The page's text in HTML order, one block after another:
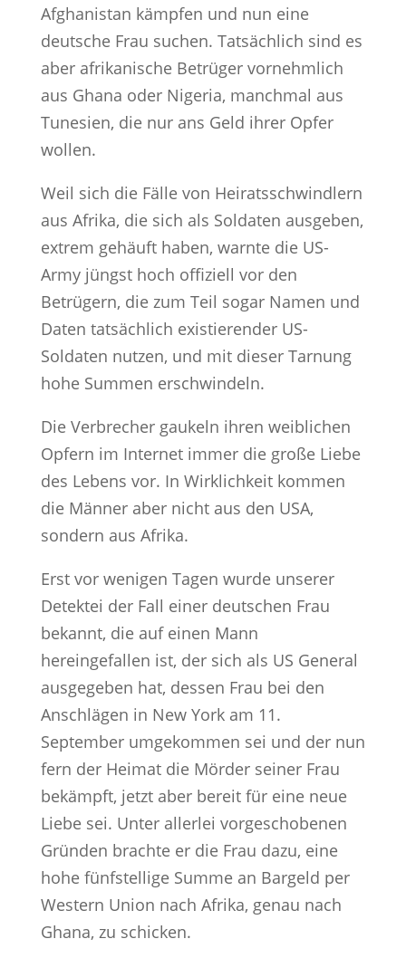
Afghanistan kämpfen und nun eine
deutsche Frau suchen. Tatsächlich sind es
aber afrikanische Betrüger vornehmlich
aus Ghana oder Nigeria, manchmal aus
Tunesien, die nur ans Geld ihrer Opfer
wollen.
Weil sich die Fälle von Heiratsschwindlern
aus Afrika, die sich als Soldaten ausgeben,
extrem gehäuft haben, warnte die US-
Army jüngst hoch offiziell vor den
Betrügern, die zum Teil sogar Namen und
Daten tatsächlich existierender US-
Soldaten nutzen, und mit dieser Tarnung
hohe Summen erschwindeln.
Die Verbrecher gaukeln ihren weiblichen
Opfern im Internet immer die große Liebe
des Lebens vor. In Wirklichkeit kommen
die Männer aber nicht aus den USA,
sondern aus Afrika.
Erst vor wenigen Tagen wurde unserer
Detektei der Fall einer deutschen Frau
bekannt, die auf einen Mann
hereingefallen ist, der sich als US General
ausgegeben hat, dessen Frau bei den
Anschlägen in New York am 11.
September umgekommen sei und der nun
fern der Heimat die Mörder seiner Frau
bekämpft, jetzt aber bereit für eine neue
Liebe sei. Unter allerlei vorgeschobenen
Gründen brachte er die Frau dazu, eine
hohe fünfstellige Summe an Bargeld per
Western Union nach Afrika, genau nach
Ghana, zu schicken.